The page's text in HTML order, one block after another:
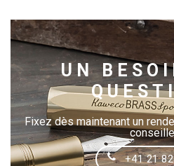
UN
Fixez dès maintenant un
+41 21